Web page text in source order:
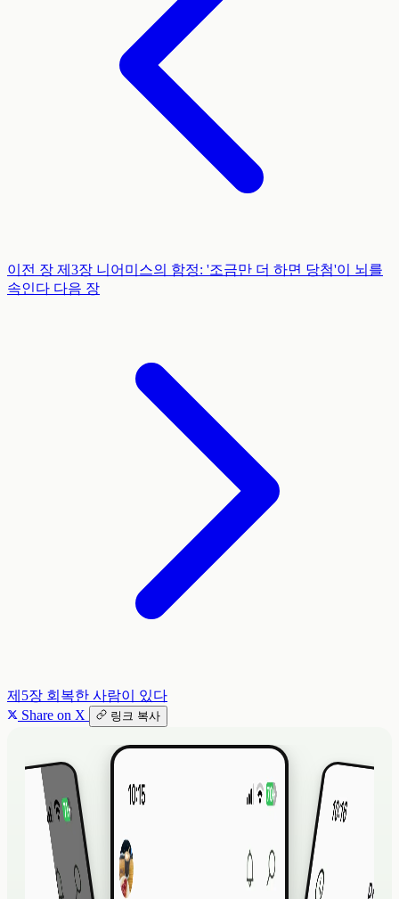
이전 장 제3장 니어미스의 함정: '조금만 더 하면 당첨'이 뇌를
속인다 다음 장
제5장 회복한 사람이 있다
Share on X
링크 복사